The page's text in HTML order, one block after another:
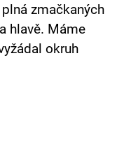
zmačkaných
hlavě. Máme
okruh